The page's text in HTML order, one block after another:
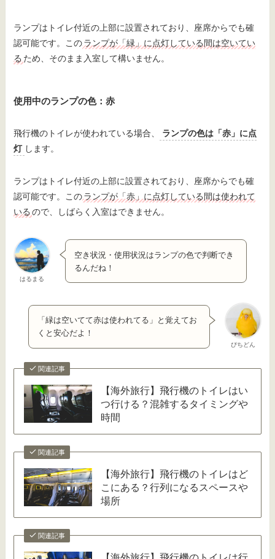
ランプはトイレ付近の上部に設置されており、座席からでも確
認可能です。このランプが「緑」に点灯している間は空いてい
る ため、そのまま入室して構いません。
使用中のランプの色：赤
飛行機のトイレが使われている場合、
ランプの色は「赤」に点
灯 します。
ランプはトイレ付近の上部に設置されており、座席からでも確
認可能です。このランプが「赤」に点灯している間は使われて
いる ので、しばらく入室はできません。
はるまる
空き状況・使用状況はランプの色で判断でき
るんだね！
ぴちどん
「緑は空いてて赤は使われてる」と覚えてお
くと安心だよ！
関連記事
【海外旅行】飛行機のトイレはい
つ行ける？混雑するタイミングや
時間
関連記事
【海外旅行】飛行機のトイレはど
こにある？行列になるスペースや
場所
関連記事